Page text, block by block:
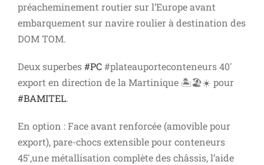
préacheminement routier sur l’Europe avant
embarquement sur navire roulier à destination des
DOM TOM.
Deux superbes#PC#plateauporteconteneurs40′
export en direction de la Martinique 🏝🏖☀️ pour
#BAMITEL.
En option : Face avant renforcée (amovible pour
export),pare-chocs extensible pour conteneurs
45′,une métallisation complète des châssis, l’aide